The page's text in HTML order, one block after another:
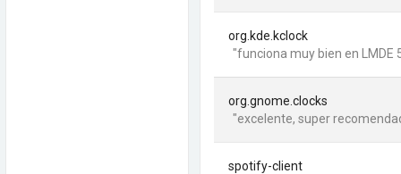
org.kde.kclock
"funciona muy bien en LMDE
org.gnome.clocks
"excelente, super
spotify-client